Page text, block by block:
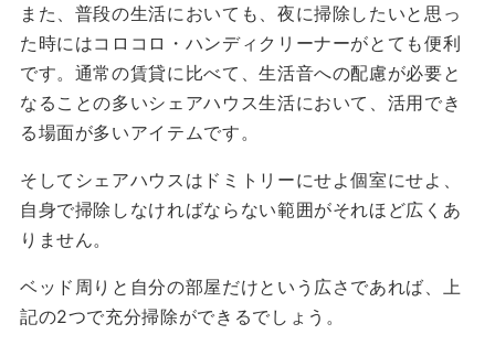
また、普段の生活においても、夜に掃除したいと思っ
た時にはコロコロ・ハンディクリーナーがとても便利
です。通常の賃貸に比べて、生活音への配慮が必要と
なることの多いシェアハウス生活において、活用でき
る場面が多いアイテムです。
そしてシェアハウスはドミトリーにせよ個室にせよ、
自身で掃除しなければならない範囲がそれほど広くあ
りません。
ベッド周りと自分の部屋だけという広さであれば、上
記の2つで充分掃除ができるでしょう。